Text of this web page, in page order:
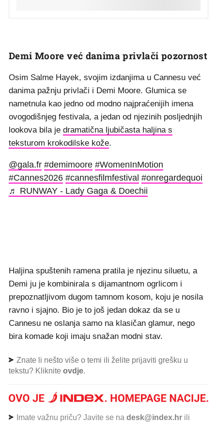
Demi Moore već danima privlači pozornost
Osim Salme Hayek, svojim izdanjima u Cannesu već
danima pažnju privlači i Demi Moore. Glumica se
nametnula kao jedno od modno najpraćenijih imena
ovogodišnjeg festivala, a jedan od njezinih posljednjih
lookova bila je dramatična ljubičasta haljina s
teksturom krokodilske kože.
@gala.fr #demimoore #WomenInMotion
#Cannes2026 #cannesfilmfestival #onregardequoi
♬ RUNWAY - Lady Gaga & Doechii
Haljina spuštenih ramena pratila je njezinu siluetu, a
Demi ju je kombinirala s dijamantnom ogrlicom i
prepoznatljivom dugom tamnom kosom, koju je nosila
ravno i sjajno. Bio je to još jedan dokaz da se u
Cannesu ne oslanja samo na klasičan glamur, nego
bira komade koji imaju snažan modni stav.
Znate li nešto više o temi ili želite prijaviti grešku u
tekstu? Kliknite ovdje.
Imate važnu priču? Javite se na desk@index.hr ili